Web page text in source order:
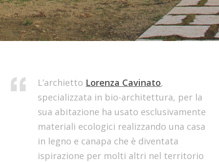
L’archietto Lorenza Cavinato,
specializzata in bio-architettura, per la
sua abitazione ha usato esclusivamente
materiali ecologici realizzando una casa
in legno e canapa che è diventata
ispirazione per molti altri nel territorio